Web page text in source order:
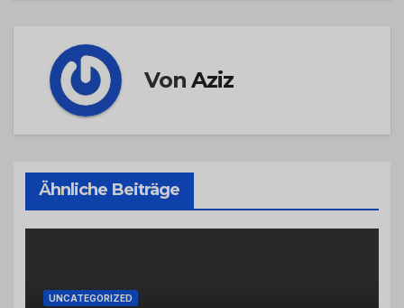
VonAziz
Ähnliche Beiträge
UNCATEGORIZED